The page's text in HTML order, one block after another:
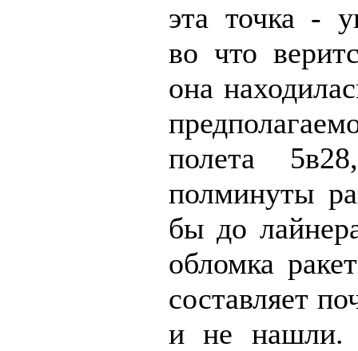
эта точка -
во что
она
полета
полминуты
бы до
обломка
составляет
и не нашли.